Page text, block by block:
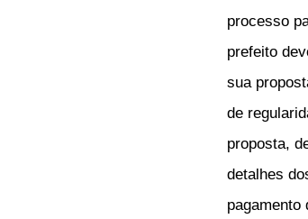
processo
prefeito
sua
de
proposta,
detalhes
pagamento